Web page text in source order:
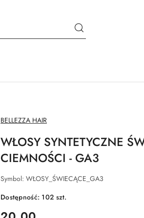
NAZWA
PRODUCENTA:
BELLEZZA HAIR
WŁOSY SYNTETYCZNE
CIEMNOŚCI - GA3
Symbol: WŁOSY_ŚWIECĄCE_GA3
Dostępność: 102 szt.